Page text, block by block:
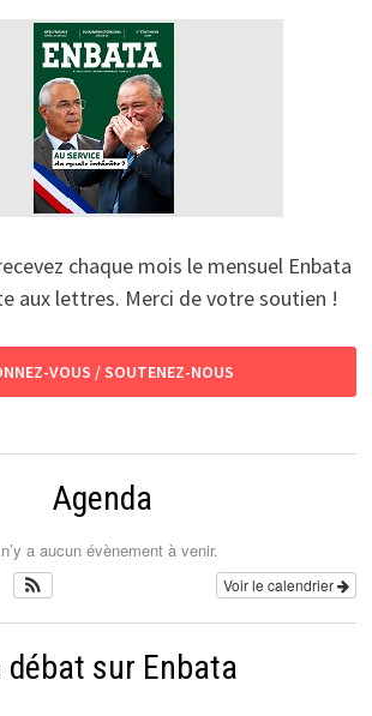
chaque mois le mensuel Enbata
aux lettres. Merci de votre soutien !
VOUS / SOUTENEZ-NOUS
Agenda
a aucun évènement à venir.
Voir le calendrier
débat sur Enbata